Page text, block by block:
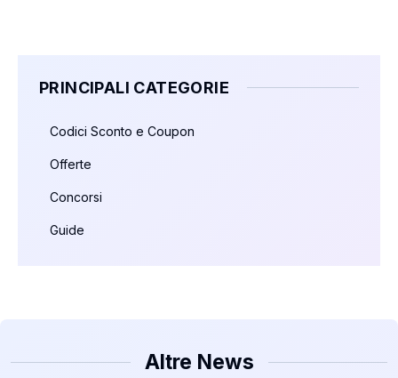
PRINCIPALI CATEGORIE
Codici Sconto e Coupon
Offerte
Concorsi
Guide
Altre News